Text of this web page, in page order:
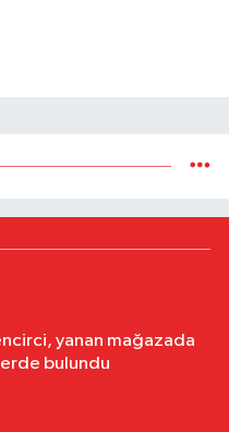
yanan mağazada
bulundu